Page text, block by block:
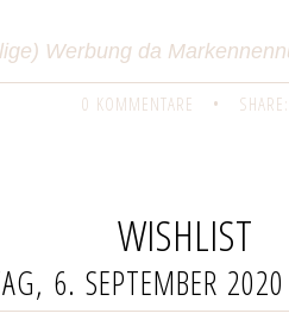
Werbung da
0 KOMMENTARE • SHARE:
WISHLIST
6. SEPTEMBER 2020